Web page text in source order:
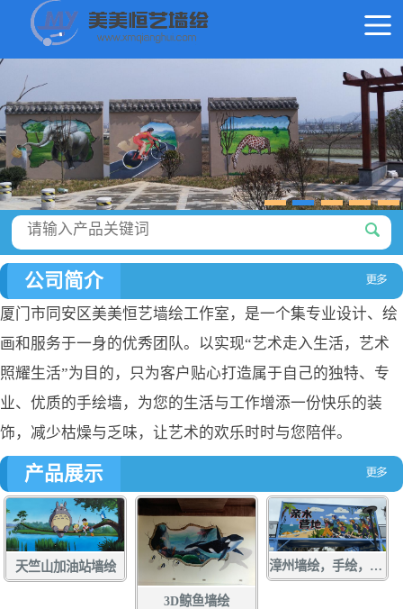
公司简介
厦门市同安区美美恒艺墙绘工作室，是一个集专业设计、绘
画和服务于一身的优秀团队。以实现“艺术走入生活，艺术
照耀生活”为目的，只为客户贴心打造属于自己的独特、专
业、优质的手绘墙，为您的生活与工作增添一份快乐的装
饰，减少枯燥与乏味，让艺术的欢乐时时与您陪伴。
产品展示
天竺山加油站墙绘
3D鲸鱼墙绘
漳州墙绘，手绘，土白社龙舟文化中心墙绘，龙江游手绘，亲水营地彩绘，龙江岁月壁画